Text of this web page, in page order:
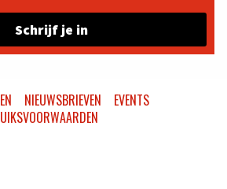
Schrijf je in
NIEUWSBRIEVEN
EVENTS